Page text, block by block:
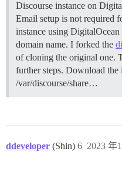
Discourse instance on
Email setup is not required
instance using
domain name. I forked the
of cloning the original one.
further steps. Download the
/var/discourse/share…
ddeveloper (Shin) 2023 年
6